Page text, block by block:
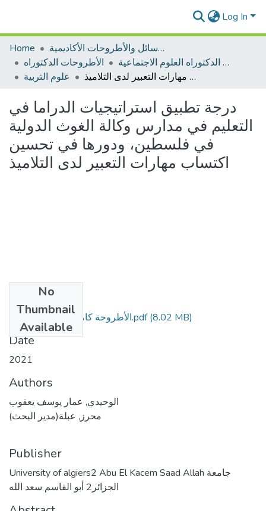
Log In
Home
الرسائل والأطروحات الأكاديمية
الأطروحات الدكتوراه
الأطروحات الدكتوراه العلوم الاجتماعية
علوم التربية
درجة تطبيق استراتيجيات الدراما في التعليم في مدارس وكالة الغوث الدولية في فلسطين، ودورها في تحسين اكتساب مهارات التعبير لدى التلاميذ
درجة تطبيق استراتيجيات الدراما في
التعليم في مدارس وكالة الغوث الدولية
في فلسطين، ودورها في تحسين
اكتساب مهارات التعبير لدى التلاميذ
No
Thumbnail
Available
__الأطروحة كاملة جاهزة للإيداع.pdf(8.02 MB)
Date
2021
Authors
الوحيدي, عمار يوسف يعقوب
محرز, عبلة(مدير البحث)
Publisher
University of algiers2 Abu El Kacem Saad Allah جامعة
الجزائر2 أبو القاسم سعد الله